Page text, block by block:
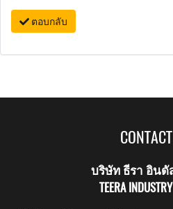
ตอบกลับ
บริษัท ธีรา อินดั
TEERA